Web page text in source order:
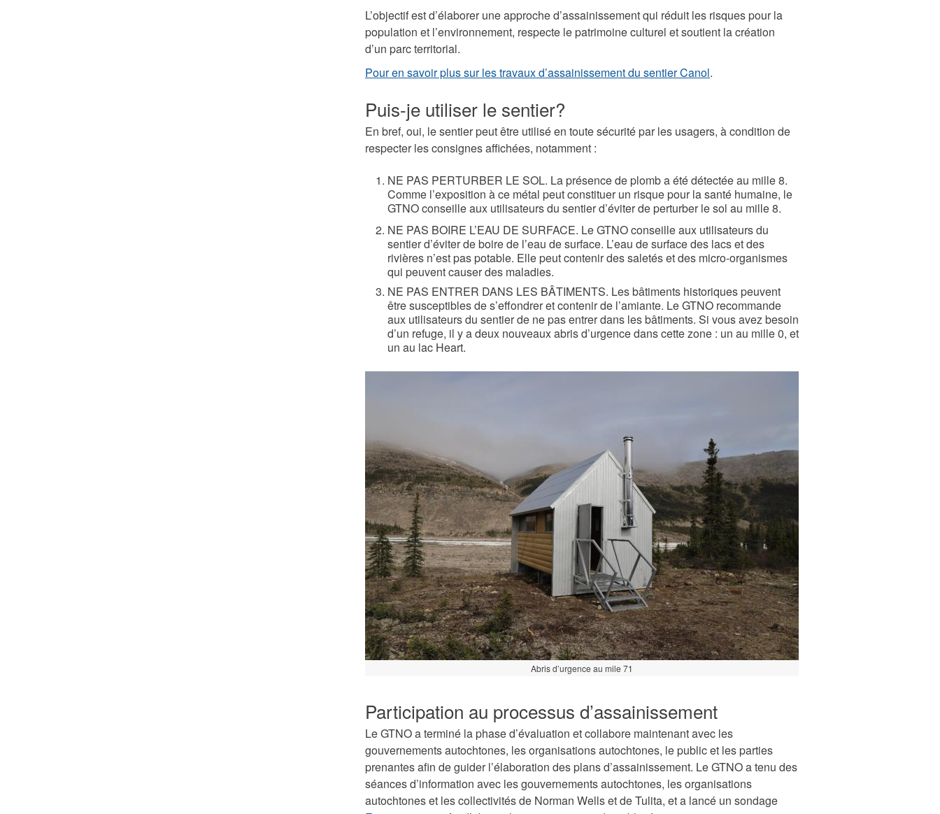
L’objectif est d’élaborer une approche d’assainissement qui réduit les risques pour la
population et l’environnement, respecte le patrimoine culturel et soutient la création
d’un parc territorial.
Pour en savoir plus sur les travaux d’assainissement du sentier Canol.
Puis-je utiliser le sentier?
En bref, oui, le sentier peut être utilisé en toute sécurité par les usagers, à condition de
respecter les consignes affichées, notamment :
NE PAS PERTURBER LE SOL. La présence de plomb a été détectée au mille 8.
Comme l’exposition à ce métal peut constituer un risque pour la santé humaine, le
GTNO conseille aux utilisateurs du sentier d’éviter de perturber le sol au mille 8.
NE PAS BOIRE L’EAU DE SURFACE. Le GTNO conseille aux utilisateurs du
sentier d’éviter de boire de l’eau de surface. L’eau de surface des lacs et des
rivières n’est pas potable. Elle peut contenir des saletés et des micro-organismes
qui peuvent causer des maladies.
NE PAS ENTRER DANS LES BÂTIMENTS. Les bâtiments historiques peuvent
être susceptibles de s’effondrer et contenir de l’amiante. Le GTNO recommande
aux utilisateurs du sentier de ne pas entrer dans les bâtiments. Si vous avez besoin
d’un refuge, il y a deux nouveaux abris d’urgence dans cette zone : un au mille 0, et
un au lac Heart.
Abris d’urgence au mile 71
Participation au processus d’assainissement
Le GTNO a terminé la phase d’évaluation et collabore maintenant avec les
gouvernements autochtones, les organisations autochtones, le public et les parties
prenantes afin de guider l’élaboration des plans d’assainissement. Le GTNO a tenu des
séances d’information avec les gouvernements autochtones, les organisations
autochtones et les collectivités de Norman Wells et de Tulita, et a lancé un sondage